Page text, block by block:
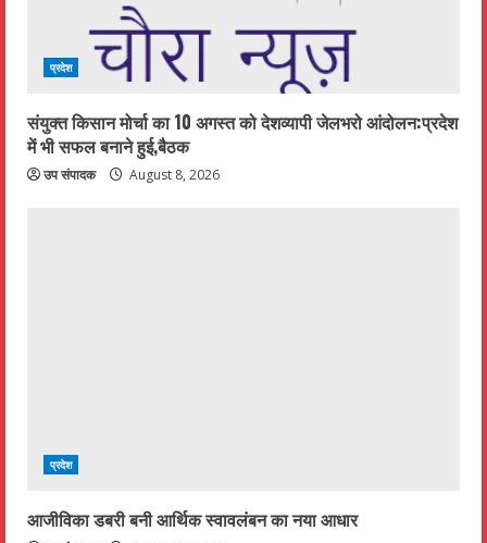
प्रदेश
संयुक्त किसान मोर्चा का 10 अगस्त को देशव्यापी जेलभरो आंदोलन:प्रदेश
में भी सफल बनाने हुई,बैठक
उप संपादक August 8, 2026
प्रदेश
आजीविका डबरी बनी आर्थिक स्वावलंबन का नया आधार